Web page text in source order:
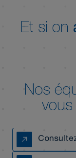
Et si on
Nos
vous